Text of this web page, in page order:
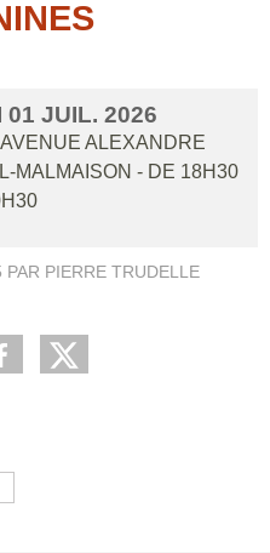
01 JUIL. 2026
ALEXANDRE
MALMAISON - DE 18H30
PAR PIERRE TRUDELLE